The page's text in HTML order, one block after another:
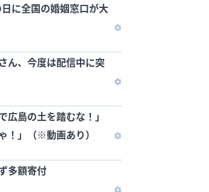
に全国の婚姻窓口が大
ん、今度は配信中に突
島の土を踏むな！」
！」（※動画あり）
多額寄付